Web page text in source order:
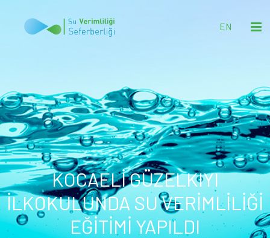
EN
KOCAELİ GÜZELKIYI
İLKOKULUNDA SU VERİMLİLİĞİ
EĞİTİMİ YAPILDI